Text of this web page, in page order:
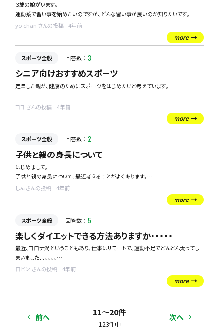
３歳の娘がいます。
運動系で習い事を始めたいのですが、どんな習い事が良いのか知りたいです。
ちなみに、今後どんな運動にも役に立つ習い事がいいなーなんて思っています
yo-chan さんの投稿
4年前
more
スポーツ全般 回答数 ： 3
シニア向けおすすめスポーツ
定年した親が、健康のためにスポーツをはじめたいと考えています。
シニア世代からでも楽しめるスポーツはありますか・・・？
ココ さんの投稿
4年前
more
スポーツ全般 回答数 ： 2
子供と親の身長について
はじめまして。
子供と親の身長について、最近考えることがよくあります。
身長は遺伝するとよく言われますが、実際のところどうなのでしょうか！？
長男がサッカーをやっているのですが、J下部組織スクールのセレクションを受けま
その際、親の身長を記載する箇所があり、私も妻もそこまで身長が高くありません。
子供が親の身長で落ちてしまうのであれば、本当に残念だし、かわいそうです。早生
まれということもあり、ただでさえ周りよりも身長が低いです。ただ、ハンデを感じさ
せない身体能力があるため、能力的にダメであれば納得いくのですが、身長だけで
落とされないか心配です。そのような経験のある方、いらっしゃいますか？
長文すみません。
しん さんの投稿
4年前
more
スポーツ全般 回答数 ： 5
楽しくダイエットできる方法ありますか・・・・・
最近、コロナ渦ということもあり、仕事はリモートで、運動不足でどんどん太ってし
まいました、、、、、、
もともと運動する習慣もなく、趣味もないので、休みの日もゴロゴロしてしまいま
インドアなので、ジムに通ったり、ランニングしたりするのは、始めてもすぐに辞めて
しまうのが目に見えています。
できる簡単なエクササイズなどでも）
ロビン さんの投稿
4年前
more
11〜20件
123件中
前へ 次へ